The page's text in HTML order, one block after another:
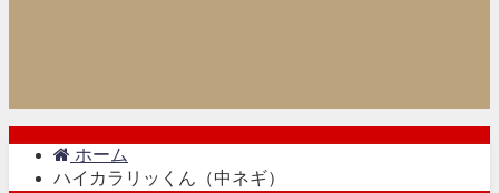
ホーム
ハイカラリッくん（中ネギ）